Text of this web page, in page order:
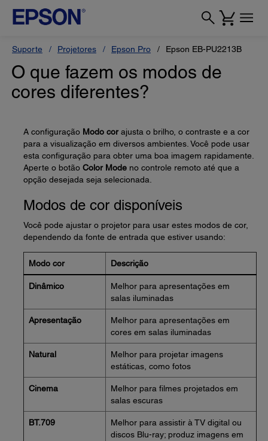
Suporte Projetores Epson Pro Epson EB-PU2213B
O que fazem os modos de
cores diferentes?
A configuração Modo corajusta o brilho, o contraste e a cor
para a visualização em diversos ambientes. Você pode usar
esta configuração para obter uma boa imagem rapidamente.
Aperte o botão Color Mode no controle remoto até que a
opção desejada seja selecionada.
Modos de cor disponíveis
Você pode ajustar o projetor para usar estes modos de cor,
dependendo da fonte de entrada que estiver usando:
Modo cor Descrição
Dinâmico
Melhor para apresentações em
salas iluminadas
Apresentação
Melhor para apresentações em
cores em salas iluminadas
Natural
Melhor para projetar imagens
estáticas, como fotos
Cinema
Melhor para filmes projetados em
salas escuras
BT.709
Melhor para assistir à TV digital ou
discos Blu-ray; produz imagens em